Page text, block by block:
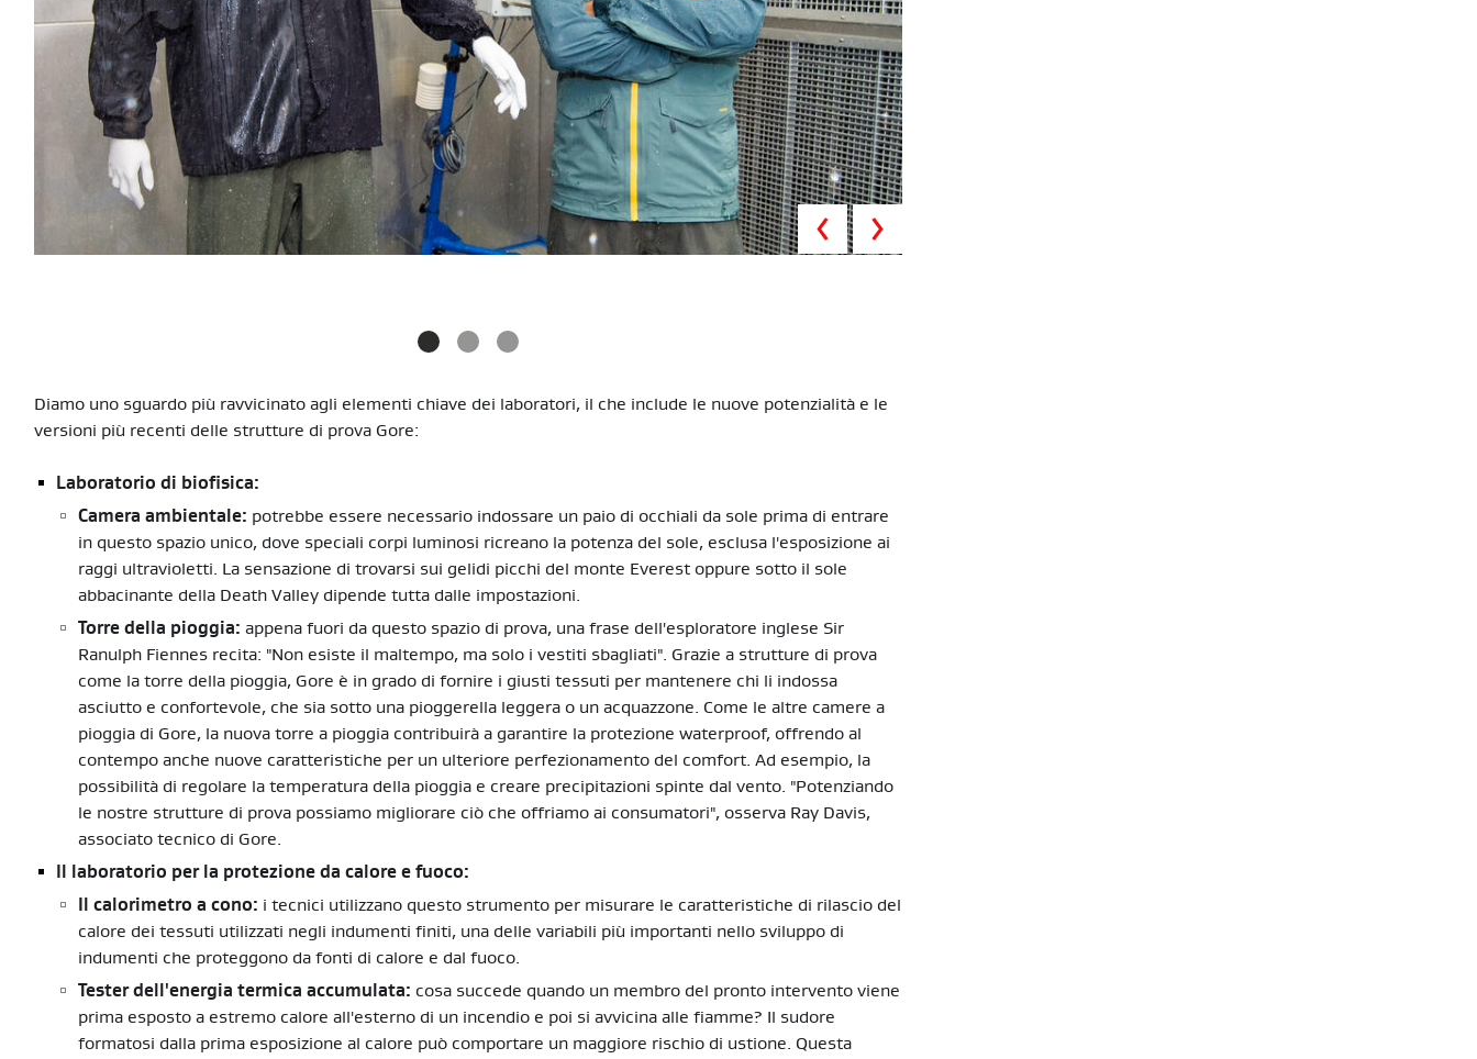
Previous
Diamo uno sguardo più ravvicinato agli elementi chiave dei laboratori, il che include le nuove potenzialità e le
versioni più recenti delle strutture di prova Gore:
Laboratorio di biofisica:
Camera ambientale: potrebbe essere necessario indossare un paio di occhiali da sole prima di entrare
in questo spazio unico, dove speciali corpi luminosi ricreano la potenza del sole, esclusa l'esposizione ai
raggi ultravioletti. La sensazione di trovarsi sui gelidi picchi del monte Everest oppure sotto il sole
abbacinante della Death Valley dipende tutta dalle impostazioni.
Torre della pioggia: appena fuori da questo spazio di prova, una frase dell'esploratore inglese Sir
Ranulph Fiennes recita: "Non esiste il maltempo, ma solo i vestiti sbagliati". Grazie a strutture di prova
come la torre della pioggia, Gore è in grado di fornire i giusti tessuti per mantenere chi li indossa
asciutto e confortevole, che sia sotto una pioggerella leggera o un acquazzone. Come le altre camere a
pioggia di Gore, la nuova torre a pioggia contribuirà a garantire la protezione waterproof, offrendo al
contempo anche nuove caratteristiche per un ulteriore perfezionamento del comfort. Ad esempio, la
possibilità di regolare la temperatura della pioggia e creare precipitazioni spinte dal vento. "Potenziando
le nostre strutture di prova possiamo migliorare ciò che offriamo ai consumatori", osserva Ray Davis,
associato tecnico di Gore.
Il laboratorio per la protezione da calore e fuoco:
Il calorimetro a cono: i tecnici utilizzano questo strumento per misurare le caratteristiche di rilascio del
calore dei tessuti utilizzati negli indumenti finiti, una delle variabili più importanti nello sviluppo di
indumenti che proteggono da fonti di calore e dal fuoco.
Tester dell'energia termica accumulata: cosa succede quando un membro del pronto intervento viene
prima esposto a estremo calore all'esterno di un incendio e poi si avvicina alle fiamme? Il sudore
formatosi dalla prima esposizione al calore può comportare un maggiore rischio di ustione. Questa